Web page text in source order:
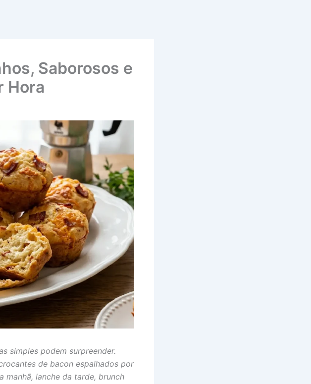
Saborosos e
Hora
simples podem surpreender.
de bacon espalhados por
lanche da tarde, brunch